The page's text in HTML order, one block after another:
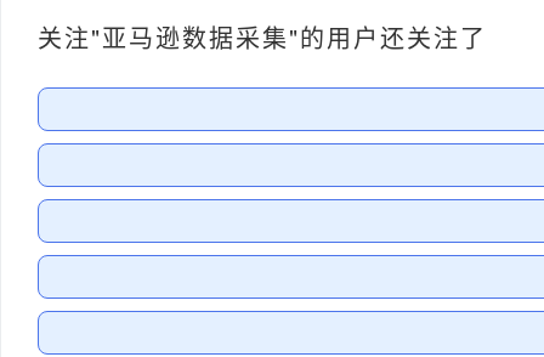
关注"亚马逊数据采集"的用户还关注了